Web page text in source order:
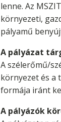
lenne. Az
környezeti,
pályamű
A pályázat
A szélerőmű/
környezet és a
formája iránt
A pályázók